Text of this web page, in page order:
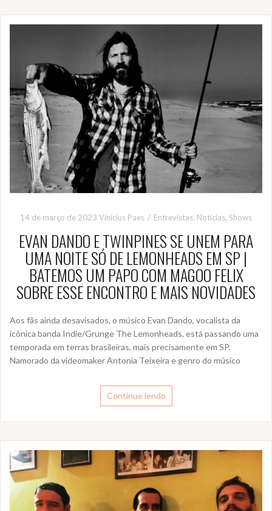
14 de março de 2023 Vinicius Paes Entrevistas, Notícias, Shows
EVAN DANDO E TWINPINES SE UNEM PARA
UMA NOITE SÓ DE LEMONHEADS EM SP |
BATEMOS UM PAPO COM MAGOO FELIX
SOBRE ESSE ENCONTRO E MAIS NOVIDADES
Aos fãs ainda desavisados, o músico Evan Dando, vocalista da
icônica banda Indie/Grunge The Lemonheads, está passando uma
temporada em terras brasileiras, mais precisamente em SP.
Namorado da videomaker Antonia Teixeira e genro do músico
Continue lendo